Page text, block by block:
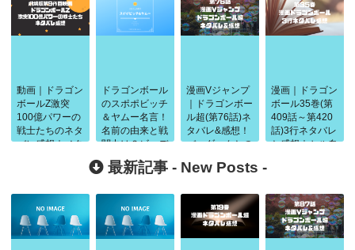
動画｜ドラゴン
ボールZ激突
100億パワーの
戦士たちのネタ
バレ感想｜メタ
ドラゴンボール
のスポポビッチ
＆ヤムー名言！
名前の由来と戦
闘力は？ビーデ
ルとの戦いが酷
い
漫画Vジャンプ
｜ドラゴンボー
ル超(第76話)ネ
タバレ&感想！
バーダックとの
漫画｜ドラゴン
ボール35巻(第
409話～第420
話)3行ネタバレ
と感想｜セル自
最新記事 - New Posts -